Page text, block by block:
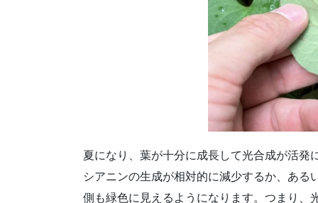
夏になり、葉が十分に成長して光合成が活発
シアニンの生成が相対的に減少するか、あ
側も緑色に見えるようになります。つまり、